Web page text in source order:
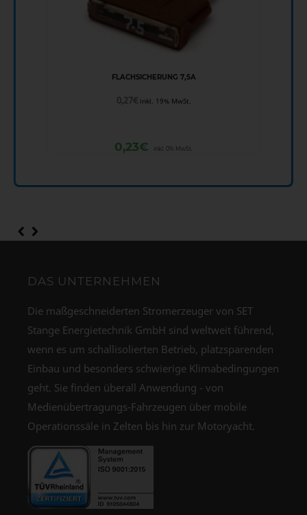
FLACHSICHERUNG 7,5A
0,27€inkl. 19% MwSt.
0,23€ inkl. 0% MwSt.
DAS UNTERNEHMEN
Die maßgeschneiderten Stromerzeuger von SET
Stange Energietechnik GmbH sind weltweit führend,
wenn es um schallisolierten Betrieb, platzsparenden
Einbau und besonders schwierige Klimabedingungen
geht. Sie finden überall Anwendung - von
Medienübertragungs-Fahrzeugen über mobile
Operationssäle in Zelten bis hin zur Motoryacht.